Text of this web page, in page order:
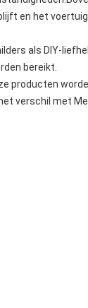
en het
als DIY-
bereikt.
producten
verschil met